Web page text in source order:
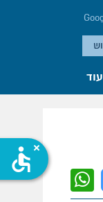
עוד
accessible